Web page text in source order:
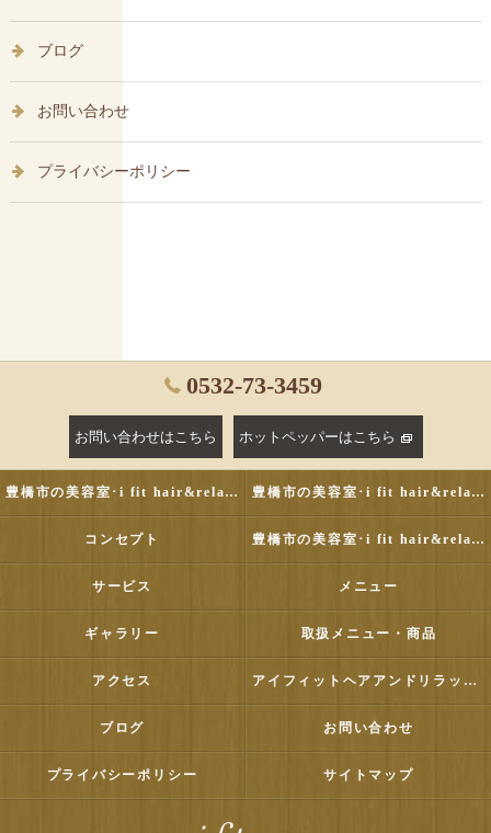
ブログ
お問い合わせ
プライバシーポリシー
0532-73-3459
お問い合わせはこちら ホットペッパーはこちら
豊橋市の美容室･i fit hair&relaxの評判 豊橋市の美容室･i fit hair&relaxのお客様の声
コンセプト 豊橋市の美容室･i fit hair&relaxの口コミ情報
サービス メニュー
ギャラリー 取扱メニュー・商品
アクセス アイフィットヘアアンドリラックス
ブログ お問い合わせ
プライバシーポリシー サイトマップ